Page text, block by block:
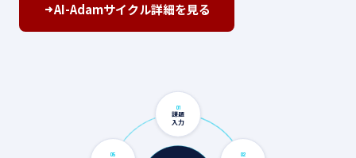
AI-Adamサイクル詳細を見る
01
課題
入力
02
05